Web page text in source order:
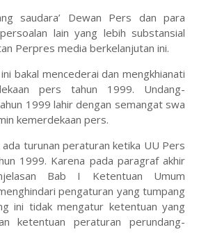
saudara’ Dewan Pers dan para
lain yang lebih substansial
Perpres media berkelanjutan ini.
bakal mencederai dan mengkhianati
pers tahun 1999. Undang-
1999 lahir dengan semangat swa
kemerdekaan pers.
turunan peraturan ketika UU Pers
1999. Karena pada paragraf akhir
Bab I Ketentuan Umum
pengaturan yang tumpang
ini tidak mengatur ketentuan yang
ketentuan peraturan perundang-